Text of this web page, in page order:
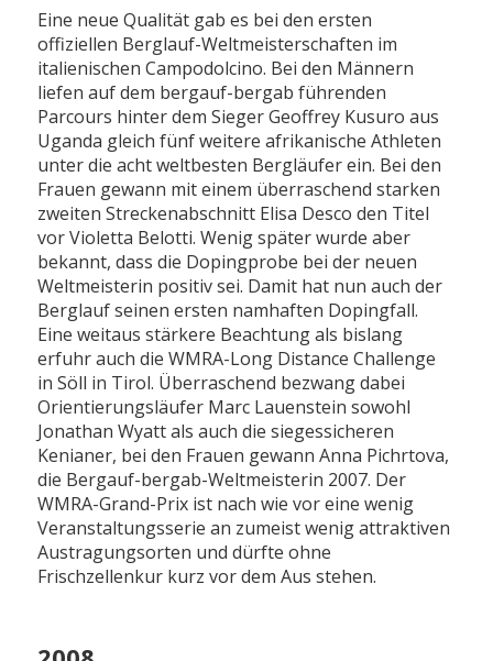
Eine neue Qualität gab es bei den ersten
offiziellen Berglauf-Weltmeisterschaften im
italienischen Campodolcino. Bei den Männern
liefen auf dem bergauf-bergab führenden
Parcours hinter dem Sieger Geoffrey Kusuro aus
Uganda gleich fünf weitere afrikanische Athleten
unter die acht weltbesten Bergläufer ein. Bei den
Frauen gewann mit einem überraschend starken
zweiten Streckenabschnitt Elisa Desco den Titel
vor Violetta Belotti. Wenig später wurde aber
bekannt, dass die Dopingprobe bei der neuen
Weltmeisterin positiv sei. Damit hat nun auch der
Berglauf seinen ersten namhaften Dopingfall.
Eine weitaus stärkere Beachtung als bislang
erfuhr auch die WMRA-Long Distance Challenge
in Söll in Tirol. Überraschend bezwang dabei
Orientierungsläufer Marc Lauenstein sowohl
Jonathan Wyatt als auch die siegessicheren
Kenianer, bei den Frauen gewann Anna Pichrtova,
die Bergauf-bergab-Weltmeisterin 2007. Der
WMRA-Grand-Prix ist nach wie vor eine wenig
Veranstaltungsserie an zumeist wenig attraktiven
Austragungsorten und dürfte ohne
Frischzellenkur kurz vor dem Aus stehen.